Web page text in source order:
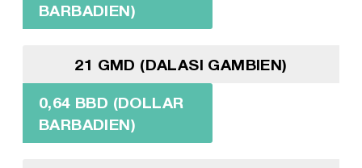
BARBADIEN)
21 GMD (DALASI GAMBIEN)
0,64 BBD (DOLLAR
BARBADIEN)